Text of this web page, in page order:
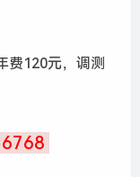
费120元，调测